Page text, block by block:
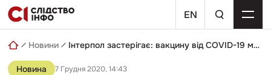
Skip
to
content
EN
пошуковий
запит
Новини Інтерпол застерігає: вакцину від COVID-19 може продавати мафія на чорному ринку
Новина 7 Грудня 2020, 14:43